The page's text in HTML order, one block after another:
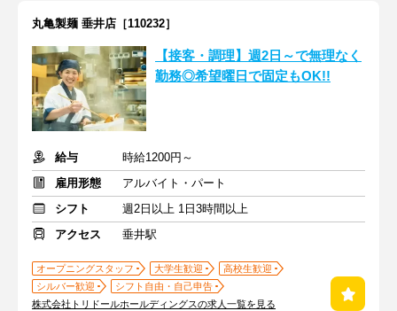
丸亀製麺 垂井店［110232］
【接客・調理】週2日～で無理なく
勤務◎希望曜日で固定もOK!!
給与
時給1200円～
雇用形態
アルバイト・パート
シフト
週2日以上 1日3時間以上
アクセス
垂井駅
オープニングスタッフ 大学生歓迎
高校生歓迎
シルバー歓迎
シフト自由・自己申告
株式会社トリドールホールディングスの求人一覧を見る